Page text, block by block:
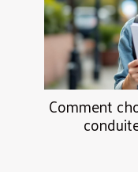
Comment